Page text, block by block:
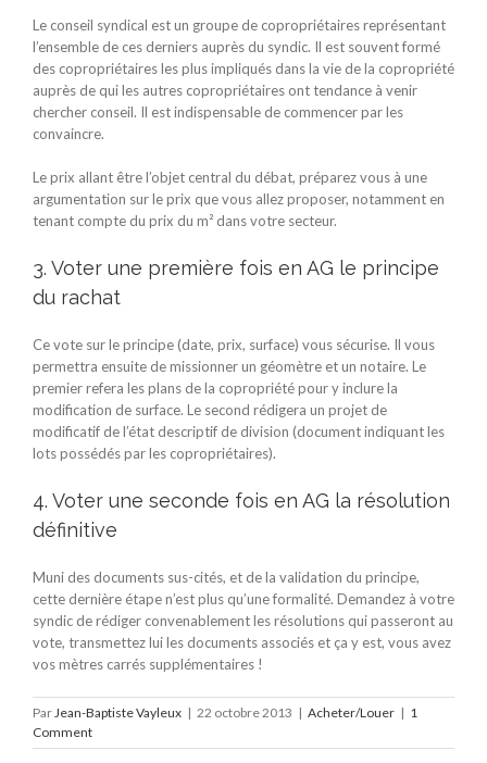
Le conseil syndical est un groupe de copropriétaires représentant
l’ensemble de ces derniers auprès du syndic. Il est souvent formé
des copropriétaires les plus impliqués dans la vie de la copropriété
auprès de qui les autres copropriétaires ont tendance à venir
chercher conseil. Il est indispensable de commencer par les
convaincre.
Le prix allant être l’objet central du débat, préparez vous à une
argumentation sur le prix que vous allez proposer, notamment en
tenant compte du prix du m² dans votre secteur.
3. Voter une première fois en AG le principe
du rachat
Ce vote sur le principe (date, prix, surface) vous sécurise. Il vous
permettra ensuite de missionner un géomètre et un notaire. Le
premier refera les plans de la copropriété pour y inclure la
modification de surface. Le second rédigera un projet de
modificatif de l’état descriptif de division (document indiquant les
lots possédés par les copropriétaires).
4. Voter une seconde fois en AG la résolution
définitive
Muni des documents sus-cités, et de la validation du principe,
cette dernière étape n’est plus qu’une formalité. Demandez à votre
syndic de rédiger convenablement les résolutions qui passeront au
vote, transmettez lui les documents associés et ça y est, vous avez
vos mètres carrés supplémentaires !
Par Jean-Baptiste Vayleux | 22 octobre 2013 | Acheter/Louer | 1
Comment